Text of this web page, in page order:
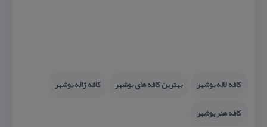
كافه لاله بوشهر بهترین كافه های بوشهر
كافه ژاله بوشهر
كافه هنر بوشهر